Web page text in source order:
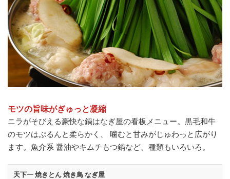
モツの旨味がぎゅっと凝縮
ニラがそびえる豪快な鍋はなぎ屋の看板メニュー。黒毛和牛
のモツはぷるんと柔らかく、 噛むと甘みがじゅわっと広がり
ます。魚介系 醤油やキムチもつ鍋など、種類もいろいろ。
天下一 焼きとん 焼き鳥 なぎ屋